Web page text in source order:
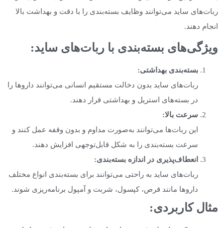
ربات‌های ساید می‌توانند وظایف بسته‌بندی را با دقت و بهداشت بالا
انجام دهند.
ویژگی‌های بسته‌بندی با ربات‌های ساید:
بسته‌بندی بهداشتی:
ربات‌های ساید بدون دخالت مستقیم انسانی می‌توانند داروها را
در بسته‌های استریل و بهداشتی قرار دهند.
سرعت بالا:
این ربات‌ها می‌توانند به‌صورت مداوم و بدون وقفه عمل کنند و
سرعت بسته‌بندی را به شکل قابل‌توجهی افزایش دهند.
انعطاف‌پذیری در اندازه بسته‌بندی:
ربات‌های ساید به راحتی می‌توانند برای بسته‌بندی انواع مختلف
داروها مانند قرص، کپسول، شربت و آمپول برنامه‌ریزی شوند.
مثال کاربردی: